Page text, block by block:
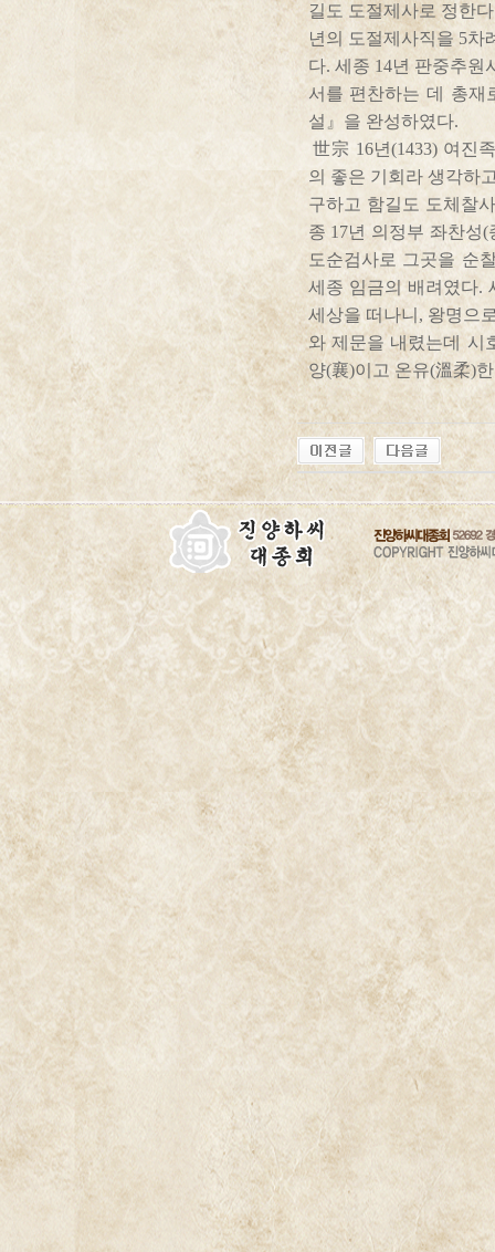
길도 도절제사로 정한
년의 도절제사직을 5차
다. 세종 14년 판중추
서를 편찬하는 데 총
설』을 완성하였다.
世宗 16년(1433) 여진
의 좋은 기회라 생각하
구하고 함길도 도체찰
종 17년 의정부 좌찬성
도순검사로 그곳을 순
세종 임금의 배려였다.
세상을 떠나니, 왕명으
와 제문을 내렸는데 시
양(襄)이고 온유(溫柔)